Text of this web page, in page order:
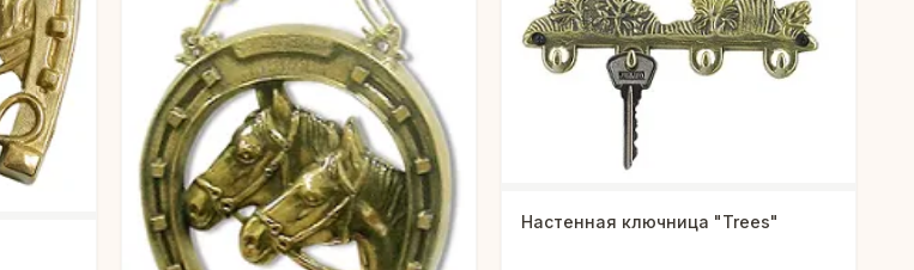
Настенная ключница "Trees"